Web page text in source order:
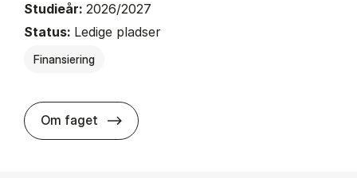
Studieår: 2026/2027
Status: Ledige pladser
Finansiering
Om faget about